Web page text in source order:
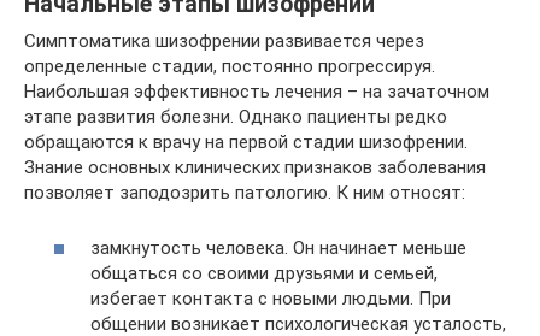
Симптоматика шизофрении развивается через
определенные стадии, постоянно прогрессируя.
Наибольшая эффективность лечения – на зачаточном
этапе развития болезни. Однако пациенты редко
обращаются к врачу на первой стадии шизофрении.
Знание основных клинических признаков заболевания
позволяет заподозрить патологию. К ним относят:
замкнутость человека. Он начинает меньше
общаться со своими друзьями и семьей,
избегает контакта с новыми людьми. При
общении возникает психологическая усталость,